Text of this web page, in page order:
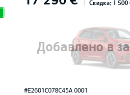
Добавлено в
Скидка: 1 500
#E2601C078C45A 0001